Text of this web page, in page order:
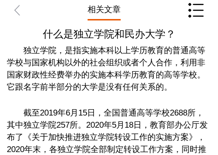
相关文章
什么是独立学院和民办大学？
独立学院，是指实施本科以上学历教育的普通高等
学校与国家机构以外的社会组织或者个人合作，利用非
国家财政性经费举办的实施本科学历教育的高等学校。
它跟名字前半部分的大学是没有任何关系的。
截至2019年6月15日，全国普通高等学校2688所，
其中独立学院257所。2020年5月18日，教育部办公厅发
布了《关于加快推进独立学院转设工作的实施方案》，
2020年末，各独立学院全部制定转设工作方案，同时推